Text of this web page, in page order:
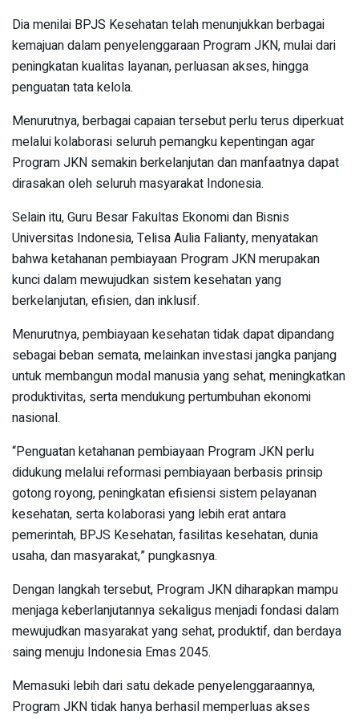
Dia menilai BPJS Kesehatan telah menunjukkan berbagai
kemajuan dalam penyelenggaraan Program JKN, mulai dari
peningkatan kualitas layanan, perluasan akses, hingga
penguatan tata kelola.
Menurutnya, berbagai capaian tersebut perlu terus diperkuat
melalui kolaborasi seluruh pemangku kepentingan agar
Program JKN semakin berkelanjutan dan manfaatnya dapat
dirasakan oleh seluruh masyarakat Indonesia.
Selain itu, Guru Besar Fakultas Ekonomi dan Bisnis
Universitas Indonesia, Telisa Aulia Falianty, menyatakan
bahwa ketahanan pembiayaan Program JKN merupakan
kunci dalam mewujudkan sistem kesehatan yang
berkelanjutan, efisien, dan inklusif.
Menurutnya, pembiayaan kesehatan tidak dapat dipandang
sebagai beban semata, melainkan investasi jangka panjang
untuk membangun modal manusia yang sehat, meningkatkan
produktivitas, serta mendukung pertumbuhan ekonomi
nasional.
“Penguatan ketahanan pembiayaan Program JKN perlu
didukung melalui reformasi pembiayaan berbasis prinsip
gotong royong, peningkatan efisiensi sistem pelayanan
kesehatan, serta kolaborasi yang lebih erat antara
pemerintah, BPJS Kesehatan, fasilitas kesehatan, dunia
usaha, dan masyarakat,” pungkasnya.
Dengan langkah tersebut, Program JKN diharapkan mampu
menjaga keberlanjutannya sekaligus menjadi fondasi dalam
mewujudkan masyarakat yang sehat, produktif, dan berdaya
saing menuju Indonesia Emas 2045.
Memasuki lebih dari satu dekade penyelenggaraannya,
Program JKN tidak hanya berhasil memperluas akses